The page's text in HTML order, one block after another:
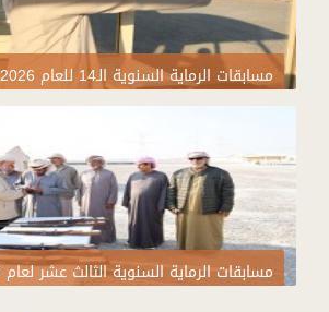
مسابقات الرماية السنوية الـ14 للعام 2026
مسابقات الرماية السنوية الثالث عشر لعام 2025